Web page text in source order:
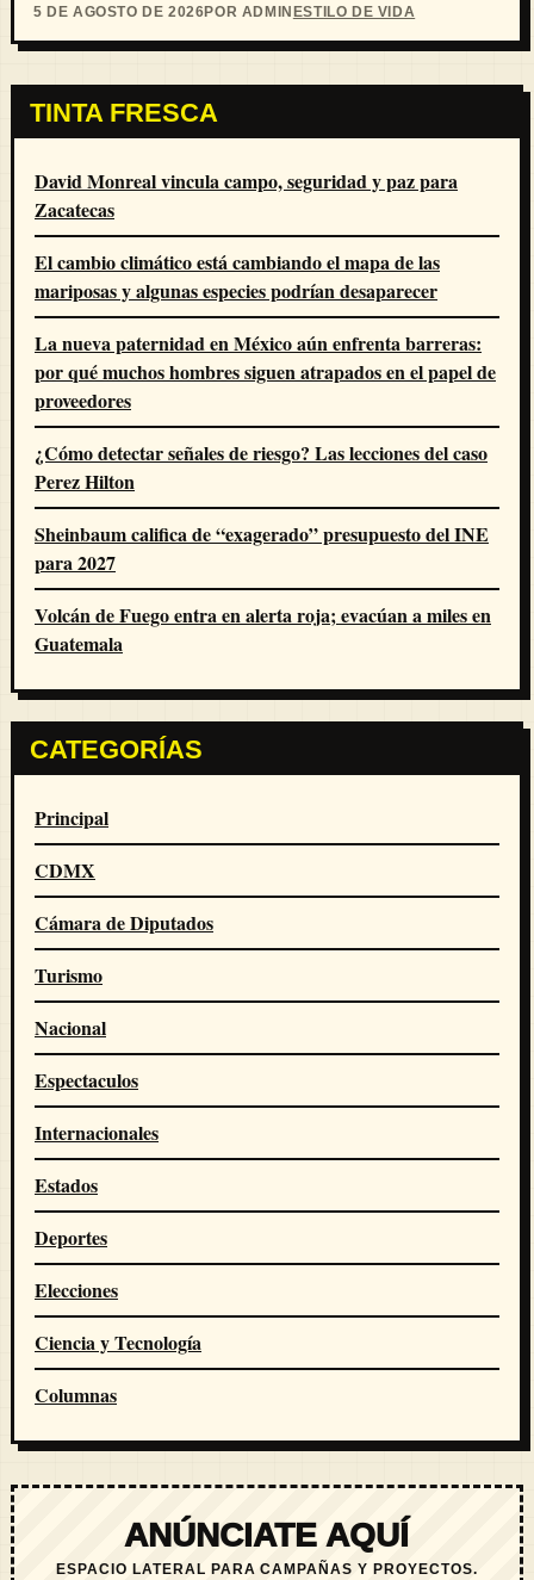
5 DE AGOSTO DE 2026POR ADMIN ESTILO DE VIDA
TINTA FRESCA
David Monreal vincula campo, seguridad y paz para
Zacatecas
El cambio climático está cambiando el mapa de las
mariposas y algunas especies podrían desaparecer
La nueva paternidad en México aún enfrenta barreras:
por qué muchos hombres siguen atrapados en el papel de
proveedores
¿Cómo detectar señales de riesgo? Las lecciones del caso
Perez Hilton
Sheinbaum califica de “exagerado” presupuesto del INE
para 2027
Volcán de Fuego entra en alerta roja; evacúan a miles en
Guatemala
CATEGORÍAS
Principal
CDMX
Cámara de Diputados
Turismo
Nacional
Espectaculos
Internacionales
Estados
Deportes
Elecciones
Ciencia y Tecnología
Columnas
ANÚNCIATE AQUÍ
ESPACIO LATERAL PARA CAMPAÑAS Y PROYECTOS.